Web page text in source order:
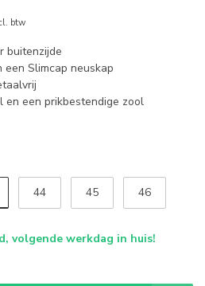
btw
buitenzijde
een Slimcap neuskap
en een prikbestendige zool
44 45 46
volgende werkdag in huis!